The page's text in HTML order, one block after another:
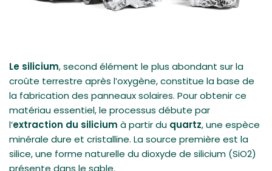
Le silicium, second élément le plus abondant sur la
croûte terrestre après l’oxygène, constitue la base de
la fabrication des panneaux solaires. Pour obtenir ce
matériau essentiel, le processus débute par
l’extraction du silicium à partir du quartz, une espèce
minérale dure et cristalline. La source première est la
silice, une forme naturelle du dioxyde de silicium (SiO2)
présente dans le sable.